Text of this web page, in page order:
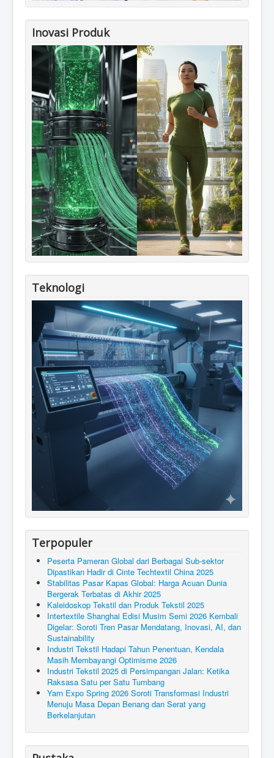
Inovasi Produk
Teknologi
Terpopuler
Peserta Pameran Global dari Berbagai Sub-sektor
Dipastikan Hadir di Cinte Techtextil China 2025
Stabilitas Pasar Kapas Global: Harga Acuan Dunia
Bergerak Terbatas di Akhir 2025
Kaleidoskop Tekstil dan Produk Tekstil 2025
Intertextile Shanghai Edisi Musim Semi 2026 Kembali
Digelar: Soroti Tren Pasar Mendatang, Inovasi, AI, dan
Sustainability
Industri Tekstil Hadapi Tahun Penentuan, Kendala
Masih Membayangi Optimisme 2026
Industri Tekstil 2025 di Persimpangan Jalan: Ketika
Raksasa Satu per Satu Tumbang
Yarn Expo Spring 2026 Soroti Transformasi Industri
Menuju Masa Depan Benang dan Serat yang
Berkelanjutan